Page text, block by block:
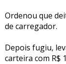
Ordenou que
de carregador.
Depois fugiu,
carteira com R$